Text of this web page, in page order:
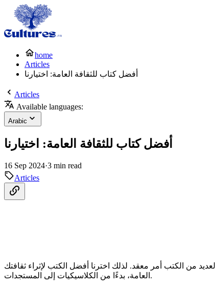
home
Articles
أفضل كتاب للثقافة العامة: اختيارنا
Articles
Available languages:
Arabic
أفضل كتاب للثقافة العامة: اختيارنا
16 Sep 2024·3 min read
Articles
من الكتب أمر معقد. لذلك اخترنا أفضل الكتب لإثراء ثقافتك
العامة ، بدءًا من الكلاسيكيات إلى المستجدات.